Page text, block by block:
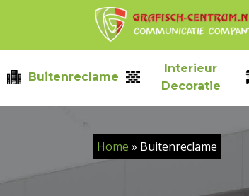
Buitenreclame
Interieur
Decoratie
Home » Buitenreclame